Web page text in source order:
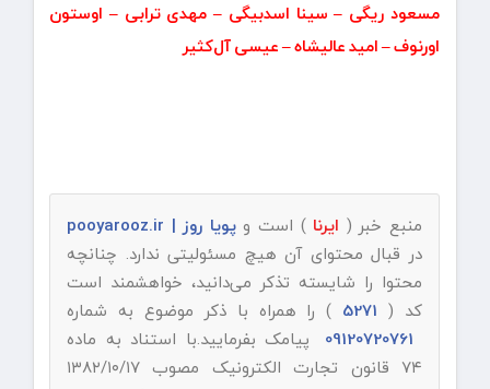
مسعود ریگی – سینا اسدبیگی – مهدی ترابی – اوستون
اورنوف – امید عالیشاه – عیسی ‌آل‌کثیر
منبع خبر ( ایرنا ) است وپویا روز | pooyarooz.ir
در قبال محتوای آن هیچ مسئولیتی ندارد. چنانچه
محتوا را شایسته تذکر می‌دانید، خواهشمند است
کد (5271
) را همراه با ذکر موضوع به شماره
پیامک بفرمایید.با استناد به ماده
۷۴ قانون تجارت الکترونیک مصوب ۱۳۸۲/۱۰/۱۷